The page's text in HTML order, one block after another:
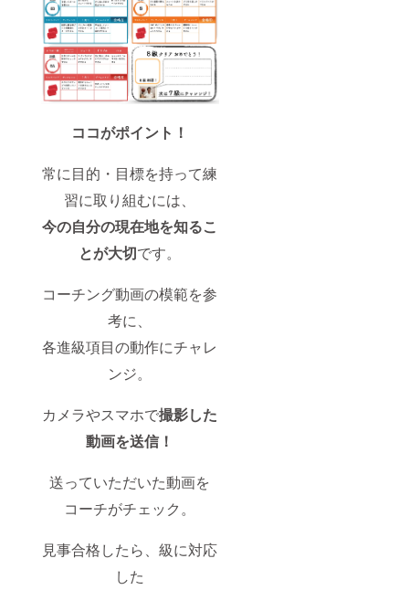
ココがポイント！
常に目的・目標を持って練
習に取り組むには、
今の自分の現在地を知るこ
とが大切です。
コーチング動画の模範を参
考に、
各進級項目の動作にチャレ
ンジ。
カメラやスマホで撮影した
動画を送信！
送っていただいた動画を
コーチがチェック。
見事合格したら、級に対応
した